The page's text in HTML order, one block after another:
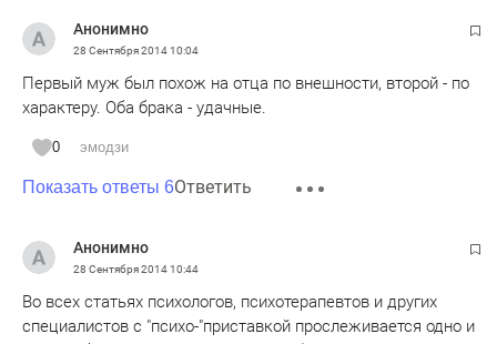
Анонимно
28 Сентября 201410:04
Первый муж был похож на отца по внешности, второй - по
характеру. Оба брака - удачные.
0 эмодзи
Показать ответы 6Ответить
Анонимно
28 Сентября 201410:44
Во всех статьях психологов, психотерапевтов и других
специалистов с "психо-"приставкой прослеживается одно и